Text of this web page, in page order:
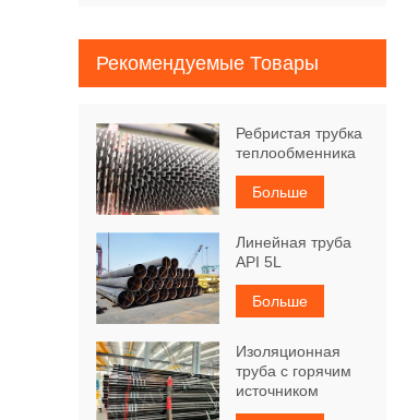
Рекомендуемые Товары
Ребристая трубка
теплообменника
Больше
Линейная труба
API 5L
Больше
Изоляционная
труба с горячим
источником